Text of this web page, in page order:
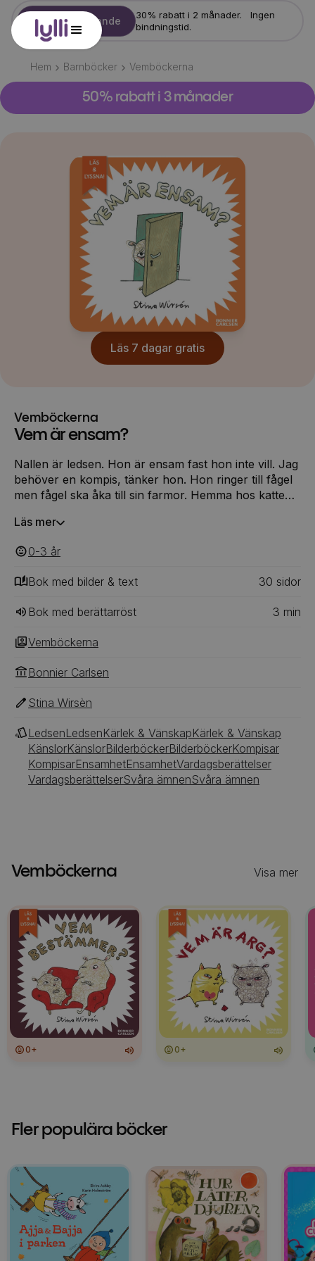
Starta erbjudande
30% rabatt i 2 månader. Ingen
bindningstid.
Hem Barnböcker Vemböckerna
50% rabatt i 3 månader
Läs 7 dagar gratis
Vemböckerna
Vem är ensam?
Nallen är ledsen. Hon är ensam fast hon inte vill. Jag
behöver en kompis, tänker hon. Hon ringer till fågel
men fågel ska åka till sin farmor. Hemma hos katten
varandra men hon får inte vara med. Vad ska hon
Läs mer
0-3 ‎‎ år
Bok med bilder & text 30 ‎‎ sidor
Bok med berättarröst 3 min
Vemböckerna
Bonnier Carlsen
Stina Wirsèn
LedsenLedsenKärlek & VänskapKärlek & Vänskap
KänslorKänslorBilderböckerBilderböckerKompisar
KompisarEnsamhetEnsamhetVardagsberättelser
VardagsberättelserSvåra ämnenSvåra ämnen
Vemböckerna Visa mer
0+ 0+
Fler populära böcker